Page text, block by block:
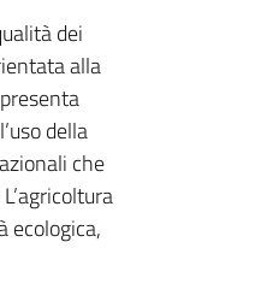
dei
alla
della
che
ecologica,